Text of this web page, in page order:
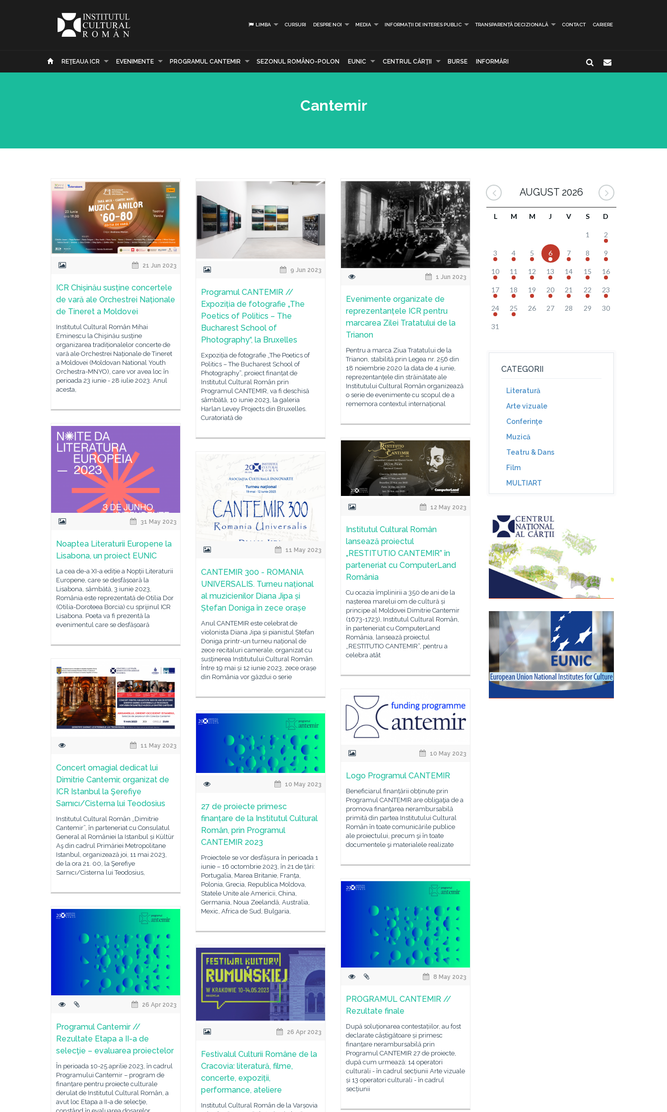
LIMBA CURSURI DESPRE NOI MEDIA INFORMAȚII DE INTERES PUBLIC TRANSPARENȚĂ DECIZIONALĂ CONTACT CARIERE
REŢEAUA ICR EVENIMENTE PROGRAMUL CANTEMIR SEZONUL ROMÂNO-POLON EUNIC CENTRUL CĂRŢII BURSE INFORMĂRI
Cantemir
21 Jun 2023
ICR Chișinău susține concertele
de vară ale Orchestrei Naționale
de Tineret a Moldovei
Institutul Cultural Român Mihai
Eminescu la Chişinău susține
organizarea tradiționalelor concerte de
vară ale Orchestrei Naționale de Tineret
a Moldovei (Moldovan National Youth
Orchestra-MNYO), care vor avea loc în
perioada 23 iunie - 28 iulie 2023. Anul
acesta,
9 Jun 2023
Programul CANTEMIR //
Expoziția de fotografie „The
Poetics of Politics – The
Bucharest School of
Photography“, la Bruxelles
Expoziția de fotografie „The Poetics of
Politics – The Bucharest School of
Photography“, proiect finanțat de
Institutul Cultural Român prin
Programul CANTEMIR, va fi deschisă
sâmbătă, 10 iunie 2023, la galeria
Harlan Levey Projects din Bruxelles.
Curatoriată de
1 Jun 2023
Evenimente organizate de
reprezentanțele ICR pentru
marcarea Zilei Tratatului de la
Trianon
Pentru a marca Ziua Tratatului de la
Trianon, stabilită prin Legea nr. 256 din
18 noiembrie 2020 la data de 4 iunie,
reprezentanțele din străinătate ale
Institutului Cultural Român organizează
o serie de evenimente cu scopul de a
rememora contextul internațional
31 May 2023
Noaptea Literaturii Europene la
Lisabona, un proiect EUNIC
La cea de-a XI-a ediție a Nopții Literaturii
Europene, care se desfășoară la
Lisabona, sâmbătă, 3 iunie 2023,
România este reprezentată de Otilia Dor
(Otilia-Doroteea Borcia) cu sprijinul ICR
Lisabona. Poeta va fi prezentă la
evenimentul care se desfășoară
12 May 2023
Institutul Cultural Român
lansează proiectul
„RESTITUTIO CANTEMIR” în
parteneriat cu ComputerLand
România
Cu ocazia împlinirii a 350 de ani de la
nașterea marelui om de cultură și
principe al Moldovei Dimitrie Cantemir
(1673-1723), Institutul Cultural Român,
în parteneriat cu ComputerLand
România, lansează proiectul
„RESTITUTIO CANTEMIR“, pentru a
celebra atât
11 May 2023
CANTEMIR 300 - ROMANIA
UNIVERSALIS. Turneu național
al muzicienilor Diana Jipa și
Ștefan Doniga în zece orașe
Anul CANTEMIR este celebrat de
violonista Diana Jipa și pianistul Ștefan
Doniga printr-un turneu național de
zece recitaluri camerale, organizat cu
susținerea Institutului Cultural Român.
Între 19 mai și 12 iunie 2023, zece orașe
din România vor găzdui o serie
11 May 2023
Concert omagial dedicat lui
Dimitrie Cantemir, organizat de
ICR Istanbul la Şerefiye
Sarnıcı/Cisterna lui Teodosius
Institutul Cultural Român „Dimitrie
Cantemir”, în parteneriat cu Consulatul
General al României la Istanbul și Kültür
Aş din cadrul Primăriei Metropolitane
Istanbul, organizează joi, 11 mai 2023,
de la ora 21. 00, la Şerefiye
Sarnıcı/Cisterna lui Teodosius,
10 May 2023
Logo Programul CANTEMIR
Beneficiarul finanțării obținute prin
Programul CANTEMIR are obligaţia de a
promova finanţarea nerambursabilă
primită din partea Institutului Cultural
Român în toate comunicările publice
ale proiectului, precum şi în toate
documentele şi materialele realizate
10 May 2023
27 de proiecte primesc
finanțare de la Institutul Cultural
Român, prin Programul
CANTEMIR 2023
Proiectele se vor desfășura în perioada 1
iunie – 16 octombrie 2023, în 21 de țări:
Portugalia, Marea Britanie, Franța,
Polonia, Grecia, Republica Moldova,
Statele Unite ale Americii, China,
Germania, Noua Zeelandă, Australia,
Mexic, Africa de Sud, Bulgaria,
8 May 2023
PROGRAMUL CANTEMIR //
Rezultate finale
După soluționarea contestațiilor, au fost
declarate câștigătoare și primesc
finanțare nerambursabilă prin
Programul CANTEMIR 27 de proiecte,
după cum urmează: 14 operatori
culturali - în cadrul secțiunii Arte vizuale
și 13 operatori culturali - în cadrul
secțiunii
26 Apr 2023
Programul Cantemir //
Rezultate Etapa a II-a de
selecţie – evaluarea proiectelor
În perioada 10-25 aprilie 2023, în cadrul
Programului Cantemir – program de
finanțare pentru proiecte culturale
derulat de Institutul Cultural Român, a
avut loc Etapa a II-a de selecţie,
26 Apr 2023
Festivalul Culturii Române de la
Cracovia: literatură, filme,
concerte, expoziții,
performance, ateliere
Institutul Cultural Român de la Varșovia
AUGUST 2026
L M M J V S D
1 2
3 4 5 6 7 8 9
10 11 12 13 14 15 16
17 18 19 20 21 22 23
24 25 26 27 28 29 30
31
CATEGORII
Literatură
Arte vizuale
Conferinţe
Muzică
Teatru & Dans
Film
MULTIART